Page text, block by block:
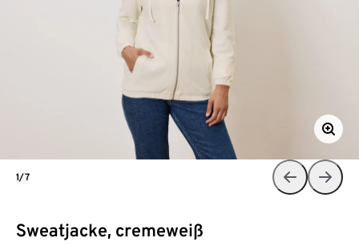
Sweatjacke, cremeweiß
1/7